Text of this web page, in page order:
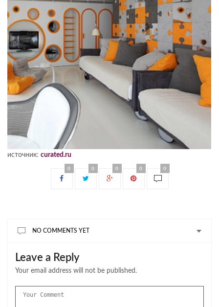
источник: curated.ru
0 0 0 0 0
NO COMMENTS YET
Leave a Reply
Your email address will not be published.